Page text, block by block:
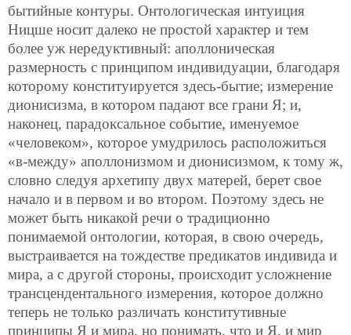
бытийные контуры. Онтологическая интуиция
Ницше носит далеко не простой характер и тем
более уж нередуктивный: аполлоническая
размерность с принципом индивидуации, благодаря
которому конституируется здесь-бытие; измерение
дионисизма, в котором падают все грани Я; и,
наконец, парадоксальное событие, именуемое
«человеком», которое умудрилось расположиться
«в-между» аполлонизмом и дионисизмом, к тому ж,
словно следуя архетипу двух матерей, берет свое
начало и в первом и во втором. Поэтому здесь не
может быть никакой речи о традиционно
понимаемой онтологии, которая, в свою очередь,
выстраивается на тождестве предикатов индивида и
мира, а с другой стороны, происходит усложнение
трансцендентального измерения, которое должно
теперь не только различать конститутивные
принципы Я и мира, но понимать, что и Я, и мир